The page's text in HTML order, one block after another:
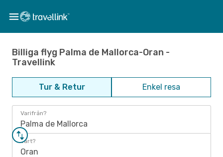
Billiga flyg Palma de Mallorca-Oran -
Travellink
Tur & Retur Enkel resa
Varifrån?
Palma de Mallorca
Vart?
Oran